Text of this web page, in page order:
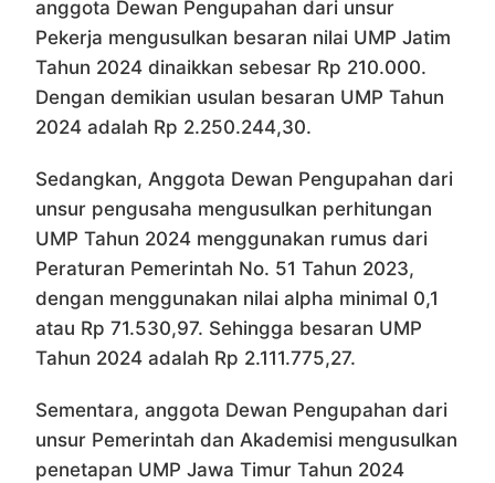
anggota Dewan Pengupahan dari unsur
Pekerja mengusulkan besaran nilai UMP Jatim
Tahun 2024 dinaikkan sebesar Rp 210.000.
Dengan demikian usulan besaran UMP Tahun
2024 adalah Rp 2.250.244,30.
Sedangkan, Anggota Dewan Pengupahan dari
unsur pengusaha mengusulkan perhitungan
UMP Tahun 2024 menggunakan rumus dari
Peraturan Pemerintah No. 51 Tahun 2023,
dengan menggunakan nilai alpha minimal 0,1
atau Rp 71.530,97. Sehingga besaran UMP
Tahun 2024 adalah Rp 2.111.775,27.
Sementara, anggota Dewan Pengupahan dari
unsur Pemerintah dan Akademisi mengusulkan
penetapan UMP Jawa Timur Tahun 2024